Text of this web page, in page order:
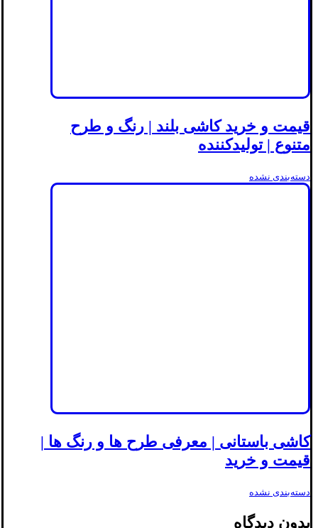
قیمت و خرید کاشی بلند | رنگ و طرح
متنوع | تولیدکننده
دسته‌بندی نشده
کاشی باستانی | معرفی طرح ها و رنگ ها |
قیمت و خرید
دسته‌بندی نشده
بدون دیدگاه